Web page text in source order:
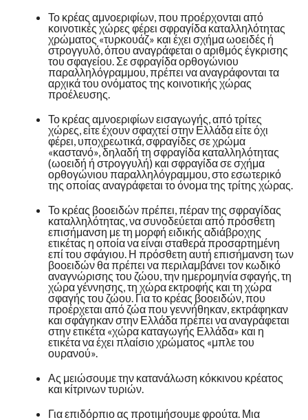
Το κρέας αμνοεριφίων, που προέρχονται από
κοινοτικές χώρες φέρει σφραγίδα καταλληλότητας
χρώματος «τυρκουάζ» και έχει σχήμα ωοειδές ή
στρογγυλό, όπου αναγράφεται ο αριθμός έγκρισης
του σφαγείου. Σε σφραγίδα ορθογώνιου
παραλληλόγραμμου, πρέπει να αναγράφονται τα
αρχικά του ονόματος της κοινοτικής χώρας
προέλευσης.
Το κρέας αμνοεριφίων εισαγωγής, από τρίτες
χώρες, είτε έχουν σφαχτεί στην Ελλάδα είτε όχι
φέρει, υποχρεωτικά, σφραγίδες σε χρώμα
«καστανό», δηλαδή τη σφραγίδα καταλληλότητας
(ωοειδή ή στρογγυλή) και σφραγίδα σε σχήμα
ορθογώνιου παραλληλόγραμμου, στο εσωτερικό
της οποίας αναγράφεται το όνομα της τρίτης χώρας.
Το κρέας βοοειδών πρέπει, πέραν της σφραγίδας
καταλληλότητας, να συνοδεύεται από πρόσθετη
επισήμανση με τη μορφή ειδικής αδιάβροχης
ετικέτας η οποία να είναι σταθερά προσαρτημένη
επί του σφάγιου. Η πρόσθετη αυτή επισήμανση των
βοοειδών θα πρέπει να περιλαμβάνει τον κωδικό
αναγνώρισης του ζώου, την ημερομηνία σφαγής, τη
χώρα γέννησης, τη χώρα εκτροφής και τη χώρα
σφαγής του ζώου. Για το κρέας βοοειδών, που
προέρχεται από ζώα που γεννήθηκαν, εκτράφηκαν
και σφάγηκαν στην Ελλάδα πρέπει να αναγράφεται
στην ετικέτα «χώρα καταγωγής Ελλάδα» και η
ετικέτα να έχει πλαίσιο χρώματος «μπλε του
ουρανού».
Ας μειώσουμε την κατανάλωση κόκκινου κρέατος
και κίτρινων τυριών.
Για επιδόρπιο ας προτιμήσουμε φρούτα. Μια